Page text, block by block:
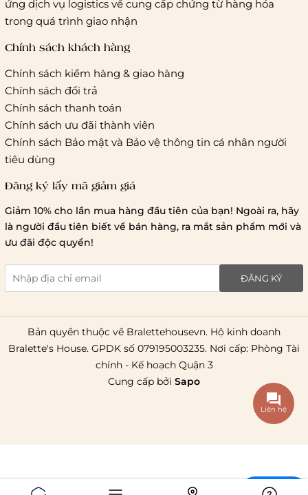
Hà Nội và các tỉnh thành khác:
Áp dụng theo bảng giá
cước của ĐVVC Vietelpost/ Giaohangtietkiem... và 1 số đối
tác vận chuyển khác
Thời gian giao hàng
Hồ Chí Minh:
Hà Nội và các tỉnh thành khá
Lưu ý chung về chính sách vận chuyển
1 triệu đồng
giao hàng trong ngày
giao hàng tiêu chuẩn
miễn phí ship
toàn quốc.
ứng dịch vụ logistics về cung cấp chứng từ hàng hóa
trong quá trình giao nhận
Chính sách khách hàng
Chính sách kiểm hàng & giao hàng
Chính sách đổi trả
Chính sách thanh toán
Chính sách ưu đãi thành viên
Chính sách Bảo mật và Bảo vệ thông tin cá nhân người
tiêu dùng
Đăng ký lấy mã giảm giá
Giảm 10% cho lần mua hàng đầu tiên của bạn! Ngoài ra, hãy
là người đầu tiên biết về bán hàng, ra mắt sản phẩm mới và
ưu đãi độc quyền!
ĐĂNG KÝ
Bản quyền thuộc về Bralettehousevn. Hộ kinh doanh
Bralette's House. GPDK số 079195003235. Nơi cấp: Phòng Tài
chính - Kế hoạch Quận 3
Cung cấp bởi Sapo
Liên hệ
Chat